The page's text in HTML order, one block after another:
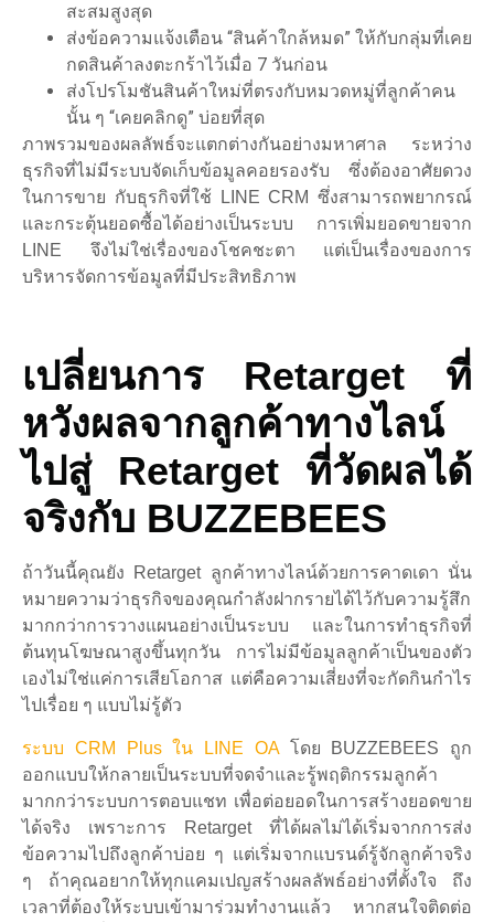
สะสมสูงสุด
ส่งข้อความแจ้งเตือน “สินค้าใกล้หมด” ให้กับกลุ่มที่เคย
กดสินค้าลงตะกร้าไว้เมื่อ 7 วันก่อน
ส่งโปรโมชันสินค้าใหม่ที่ตรงกับหมวดหมู่ที่ลูกค้าคน
นั้น ๆ “เคยคลิกดู” บ่อยที่สุด
ภาพรวมของผลลัพธ์จะแตกต่างกันอย่างมหาศาล ระหว่าง
ธุรกิจที่ไม่มีระบบจัดเก็บข้อมูลคอยรองรับ ซึ่งต้องอาศัยดวง
ในการขาย กับธุรกิจที่ใช้ LINE CRM ซึ่งสามารถพยากรณ์
และกระตุ้นยอดซื้อได้อย่างเป็นระบบ การเพิ่มยอดขายจาก
LINE จึงไม่ใช่เรื่องของโชคชะตา แต่เป็นเรื่องของการ
บริหารจัดการข้อมูลที่มีประสิทธิภาพ
เปลี่ยนการ Retarget ที่
หวังผลจากลูกค้าทางไลน์
ไปสู่ Retarget ที่วัดผลได้
จริงกับ BUZZEBEES
ถ้าวันนี้คุณยัง Retarget ลูกค้าทางไลน์ด้วยการคาดเดา นั่น
หมายความว่าธุรกิจของคุณกำลังฝากรายได้ไว้กับความรู้สึก
มากกว่าการวางแผนอย่างเป็นระบบ และในการทำธุรกิจที่
ต้นทุนโฆษณาสูงขึ้นทุกวัน การไม่มีข้อมูลลูกค้าเป็นของตัว
เองไม่ใช่แค่การเสียโอกาส แต่คือความเสี่ยงที่จะกัดกินกำไร
ไปเรื่อย ๆ แบบไม่รู้ตัว
ระบบ CRM Plus ใน LINE OAโดย BUZZEBEES ถูก
ออกแบบให้กลายเป็นระบบที่จดจำและรู้พฤติกรรมลูกค้า
มากกว่าระบบการตอบแชท เพื่อต่อยอดในการสร้างยอดขาย
ได้จริง เพราะการ Retarget ที่ได้ผลไม่ได้เริ่มจากการส่ง
ข้อความไปถึงลูกค้าบ่อย ๆ แต่เริ่มจากแบรนด์รู้จักลูกค้าจริง
ๆ ถ้าคุณอยากให้ทุกแคมเปญสร้างผลลัพธ์อย่างที่ตั้งใจ ถึง
เวลาที่ต้องให้ระบบเข้ามาร่วมทำงานแล้ว หากสนใจติดต่อ